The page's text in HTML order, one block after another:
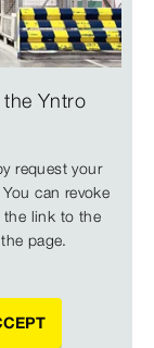
Yntro
request your
can revoke
the link to the
page.